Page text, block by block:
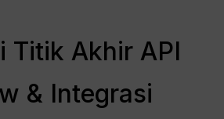
Titik Akhir API
& Integrasi